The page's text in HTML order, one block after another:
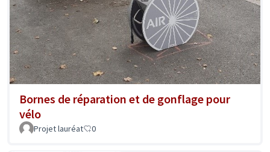
Bornes de réparation et de gonflage pour
vélo
Projet lauréat 0